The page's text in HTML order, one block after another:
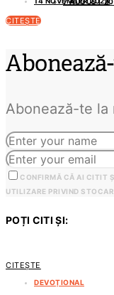
CITEȘTE
Abonează-te la
CONFIRMĂ CĂ AI CITIT
UTILIZARE PRIVIND
POȚI CITI ȘI:
CITEȘTE
DEVOȚIONAL